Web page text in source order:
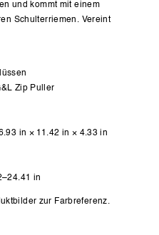
und kommt mit einem
Schulterriemen. Vereint
Zip Puller
in × 11.42 in × 4.33 in
in
zur Farbreferenz.